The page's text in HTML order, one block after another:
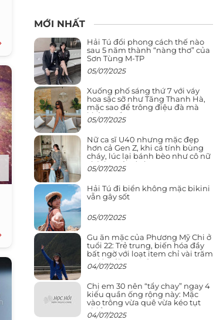
MỚI NHẤT
Hải Tú đổi phong cách thế nào
sau 5 năm thành “nàng thơ” của
Sơn Tùng M-TP
05/07/2025
Xuống phố sáng thứ 7 với váy
hoa sặc sỡ như Tăng Thanh Hà,
mặc sao để trông điệu đà mà
không sến
05/07/2025
Nữ ca sĩ U40 nhưng mặc đẹp
hơn cả Gen Z, khi cá tính bùng
cháy, lúc lại bánh bèo như cô nữ
chính ngôn tình
05/07/2025
Hải Tú đi biển không mặc bikini
vẫn gây sốt
05/07/2025
Gu ăn mặc của Phương Mỹ Chi ở
tuổi 22: Trẻ trung, biến hóa đầy
bất ngờ với loạt item chỉ vài trăm
nghìn đã mua được
04/07/2025
Chị em 30 nên “tẩy chay” ngay 4
kiểu quần ống rộng này: Mặc
vào trông vừa quê vừa kéo tụt
chiều cao
04/07/2025